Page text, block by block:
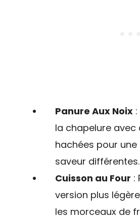
Panure Aux Noix
la chapelure avec
hachées pour
saveur différentes.
Cuisson au Four :
version plus
les morceaux de